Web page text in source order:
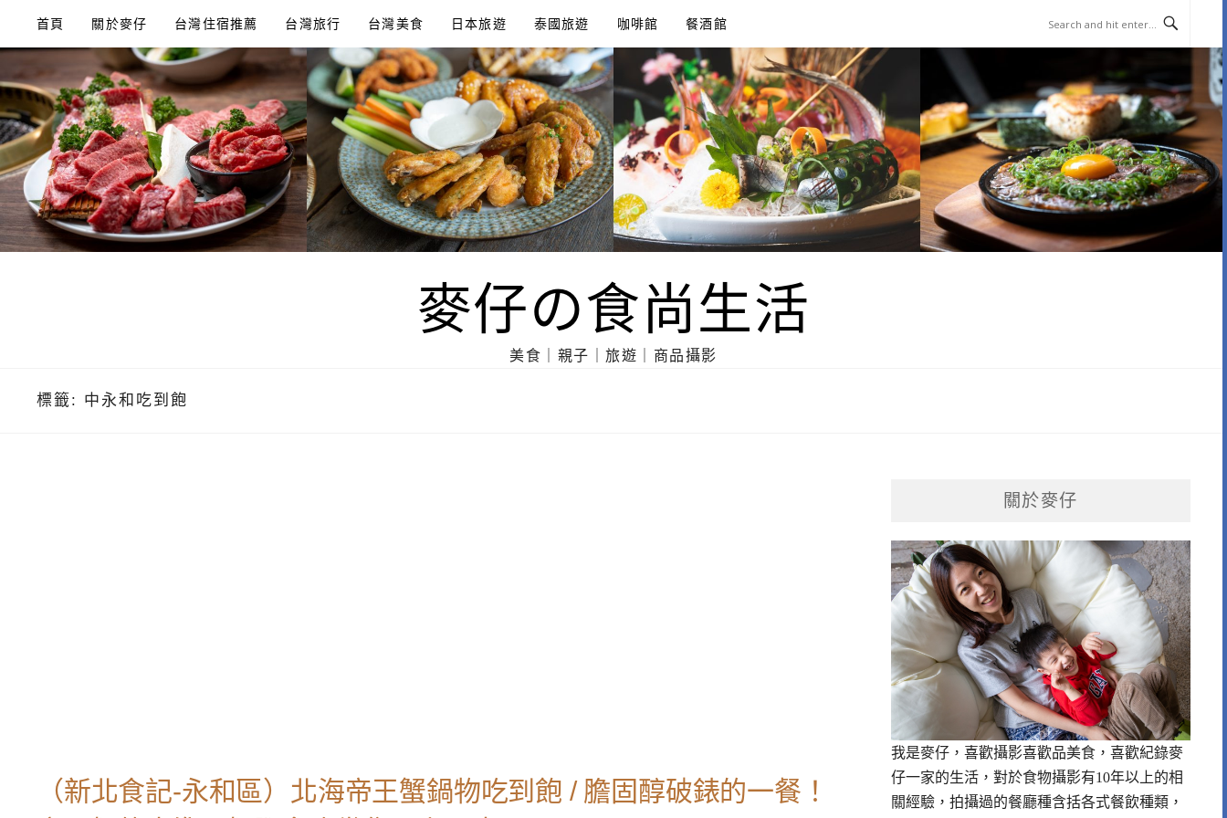
content
首頁 關於麥仔 台灣住宿推薦 台灣旅行 台灣美食 日本旅遊 泰國旅遊 咖啡館 餐酒館
麥仔の食尚生活
美食｜親子｜旅遊｜商品攝影
標籤: 中永和吃到飽
（新北食記-永和區）北海帝王蟹鍋物吃到飽 / 膽固醇破錶的一餐！
關於麥仔
我是麥仔，喜歡攝影喜歡品美食，喜歡紀錄麥
仔一家的生活，對於食物攝影有10年以上的相
關經驗，拍攝過的餐廳種含括各式餐飲種類，